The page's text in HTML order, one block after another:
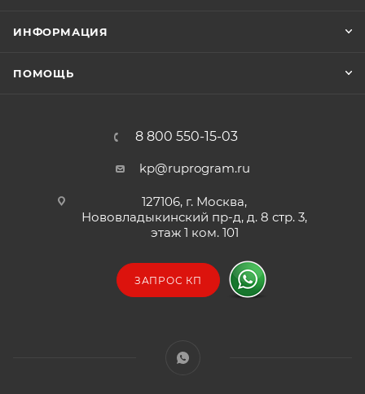
ИНФОРМАЦИЯ
ПОМОЩЬ
8 800 550-15-03
kp@ruprogram.ru
127106, г. Москва,
Нововладыкинский пр-д, д. 8 стр. 3,
этаж 1 ком. 101
ЗАПРОС КП